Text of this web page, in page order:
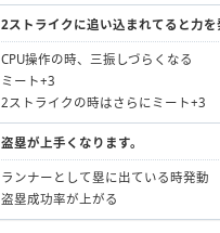
2ストライクに追い込まれてると力を
CPU操作の時、三振しづらくなる
ミート+3
2ストライクの時はさらにミート+3
盗塁が上手くなります。
ランナーとして塁に出ている時発動
盗塁成功率が上がる